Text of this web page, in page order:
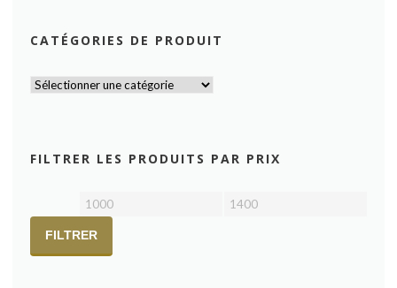
CATÉGORIES DE PRODUIT
FILTRER LES PRODUITS PAR PRIX
Prix
min
Prix
FILTRER